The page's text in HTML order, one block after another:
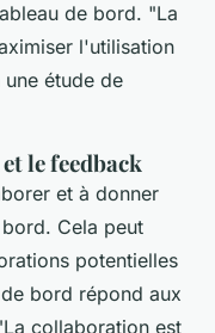
de bord. "La
l'utilisation
une étude de
le feedback
et à donner
Cela peut
potentielles
bord répond aux
collaboration est